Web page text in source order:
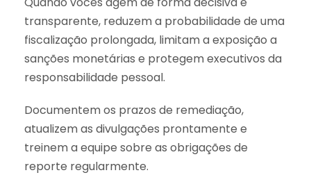
transparente, reduzem a probabilidade de uma
fiscalização prolongada, limitam a exposição a
sanções monetárias e protegem executivos da
responsabilidade pessoal.
Documentem os prazos de remediação,
atualizem as divulgações prontamente e
treinem a equipe sobre as obrigações de
reporte regularmente.